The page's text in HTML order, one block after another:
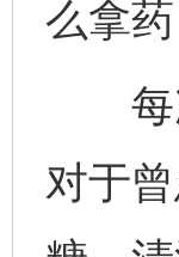
么拿
每次
对于